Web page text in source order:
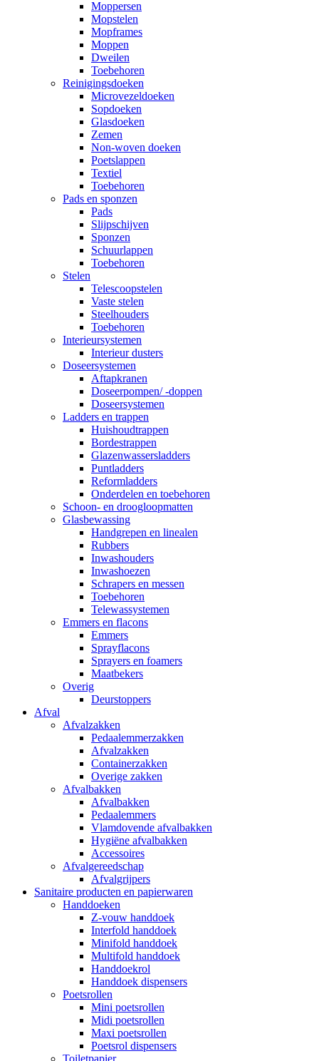
Moppersen
Mopstelen
Mopframes
Moppen
Dweilen
Toebehoren
Reinigingsdoeken
Microvezeldoeken
Sopdoeken
Glasdoeken
Zemen
Non-woven doeken
Poetslappen
Textiel
Toebehoren
Pads en sponzen
Pads
Slijpschijven
Sponzen
Schuurlappen
Toebehoren
Stelen
Telescoopstelen
Vaste stelen
Steelhouders
Toebehoren
Interieursystemen
Interieur dusters
Doseersystemen
Aftapkranen
Doseerpompen/ -doppen
Doseersystemen
Ladders en trappen
Huishoudtrappen
Bordestrappen
Glazenwassersladders
Puntladders
Reformladders
Onderdelen en toebehoren
Schoon- en droogloopmatten
Glasbewassing
Handgrepen en linealen
Rubbers
Inwashouders
Inwashoezen
Schrapers en messen
Toebehoren
Telewassystemen
Emmers en flacons
Emmers
Sprayflacons
Sprayers en foamers
Maatbekers
Overig
Deurstoppers
Afval
Afvalzakken
Pedaalemmerzakken
Afvalzakken
Containerzakken
Overige zakken
Afvalbakken
Afvalbakken
Pedaalemmers
Vlamdovende afvalbakken
Hygiëne afvalbakken
Accessoires
Afvalgereedschap
Afvalgrijpers
Sanitaire producten en papierwaren
Handdoeken
Z-vouw handdoek
Interfold handdoek
Minifold handdoek
Multifold handdoek
Handdoekrol
Handdoek dispensers
Poetsrollen
Mini poetsrollen
Midi poetsrollen
Maxi poetsrollen
Poetsrol dispensers
Toiletpapier